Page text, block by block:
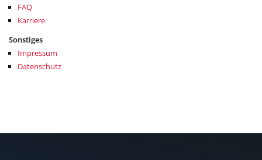
FAQ
Karriere
Sonstiges
Impressum
Datenschutz